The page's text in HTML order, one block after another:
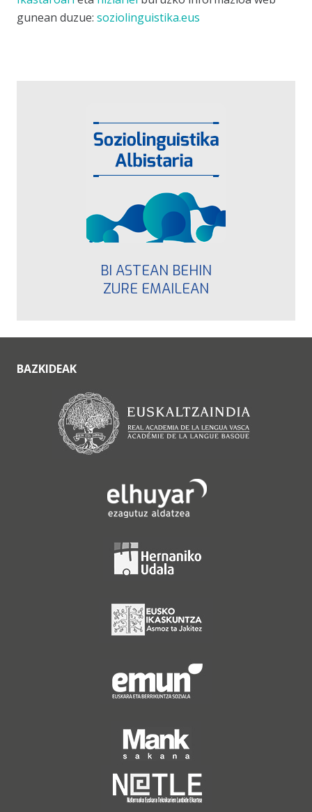
gunean duzue: soziolinguistika.eus
BI ASTEAN BEHIN
ZURE EMAILEAN
BAZKIDEAK